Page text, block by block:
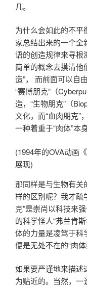
几。
为什么会如此的不平
家总结出来的一个全
语的创造规律来寻根
简单的概念去摸清他
造”， 而前面可以
“赛博朋克”（
造，“生物朋克”（
文化，而“血肉朋克”
一种着重于“肉体”本
(1994年的OVA动画
展现)
那同样是与生物有关
样的区别呢？我才疏
克”是崇尚以科技来
的科学怪人“弗兰肯
体的力量是凌驾于科
便是无处不在的“肉体
如果要严谨地来描述
为贴近的。当然，